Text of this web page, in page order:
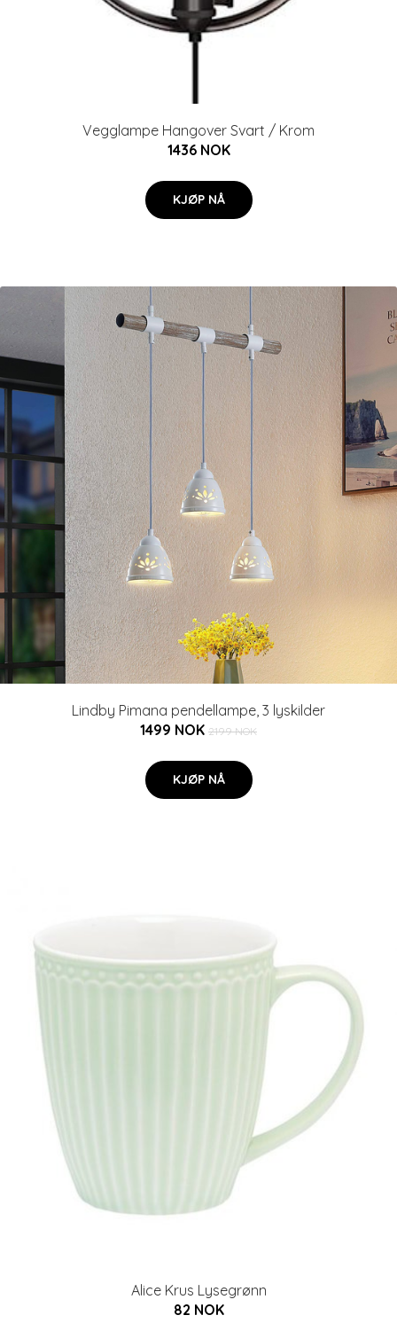
Vegglampe Hangover Svart / Krom
1436 NOK
KJØP NÅ
Lindby Pimana pendellampe, 3 lyskilder
1499 NOK 2199 NOK
KJØP NÅ
Alice Krus Lysegrønn
82 NOK